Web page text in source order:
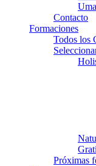
Contacto
Formaciones
Todos los
Próximas